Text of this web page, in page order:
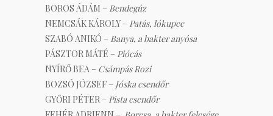
BOROS ÁDÁM – Bendegúz
NEMCSÁK KÁROLY – Patás, lókupec
SZABÓ ANIKÓ – Banya, a bakter anyósa
PÁSZTOR MÁTÉ – Piócás
NYÍRŐ BEA – Csámpás Rozi
BOZSÓ JÓZSEF – Jóska csendőr
GYŐRI PÉTER – Pista csendőr